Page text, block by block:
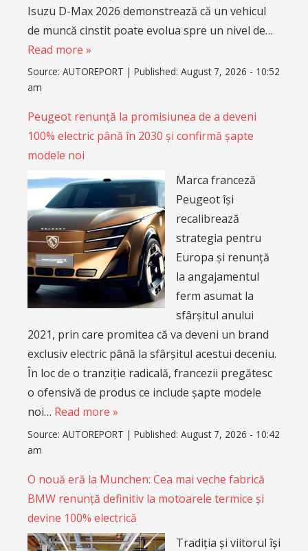
Isuzu D-Max 2026 demonstrează că un vehicul
de muncă cinstit poate evolua spre un nivel de…
Read more »
Source: AUTOREPORT | Published: August 7, 2026 - 10:52
am
Peugeot renunță la promisiunea de a deveni
100% electric până în 2030 și confirmă șapte
modele noi
Marca franceză
Peugeot își
recalibrează
strategia pentru
Europa și renunță
la angajamentul
ferm asumat la
sfârșitul anului
2021, prin care promitea că va deveni un brand
exclusiv electric până la sfârșitul acestui deceniu.
În loc de o tranziție radicală, francezii pregătesc
o ofensivă de produs ce include șapte modele
noi… Read more »
Source: AUTOREPORT | Published: August 7, 2026 - 10:42
am
O nouă eră la Munchen: Cea mai veche fabrică
BMW renunță definitiv la motoarele termice și
devine 100% electrică
Tradiția și viitorul își